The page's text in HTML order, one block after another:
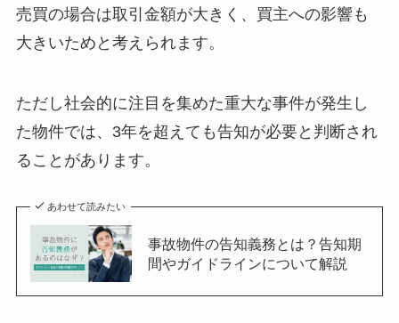
売買の場合は取引金額が大きく、買主への影響も
大きいためと考えられます。
ただし社会的に注目を集めた重大な事件が発生し
た物件では、3年を超えても告知が必要と判断され
ることがあります。
あわせて読みたい
事故物件の告知義務とは？告知期
間やガイドラインについて解説